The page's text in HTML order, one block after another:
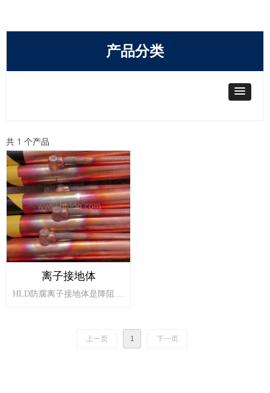
产品分类
共 1 个产品
离子接地体
HLD防腐离子接地体是降阻、
防腐离子接地体，是由电极单
上一页 1 下一页